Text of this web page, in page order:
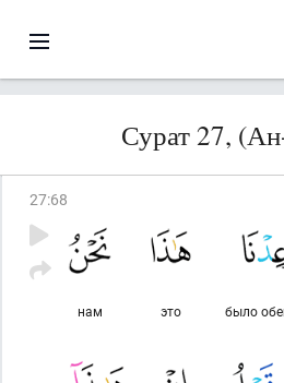
Сурат 27,
27:68
было
это
нам